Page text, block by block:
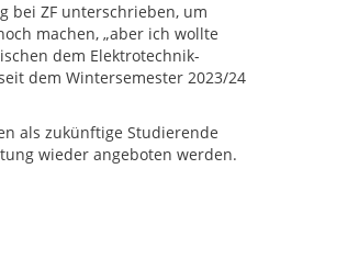
bei ZF unterschrieben, um
machen, „aber ich wollte
dem Elektrotechnik-
dem Wintersemester 2023/24
als zukünftige Studierende
wieder angeboten werden.